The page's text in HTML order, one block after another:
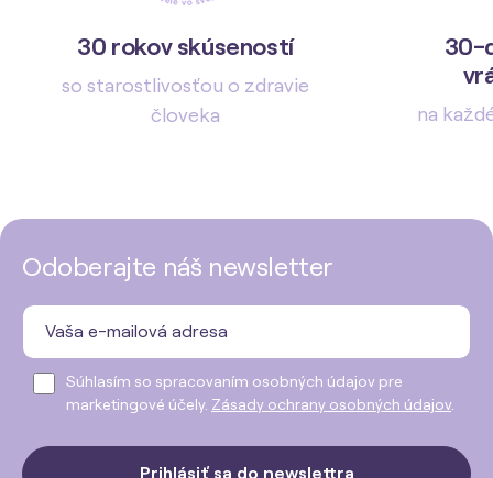
30 rokov skúseností
so starostlivosťou o zdravie
človeka
30-
na
Odoberajte náš newsletter
Súhlasím so spracovaním osobných údajov pre
marketingové účely. Zásady ochrany osobných údajov.
Prihlásiť sa do newslettra